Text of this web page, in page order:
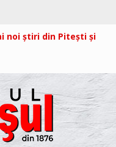
noi știri din Pitești și